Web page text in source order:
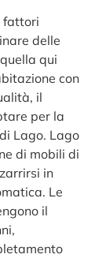
fattori
delle
qui
con
il
per la
Lago. Lago
di mobili di
in
Le
il